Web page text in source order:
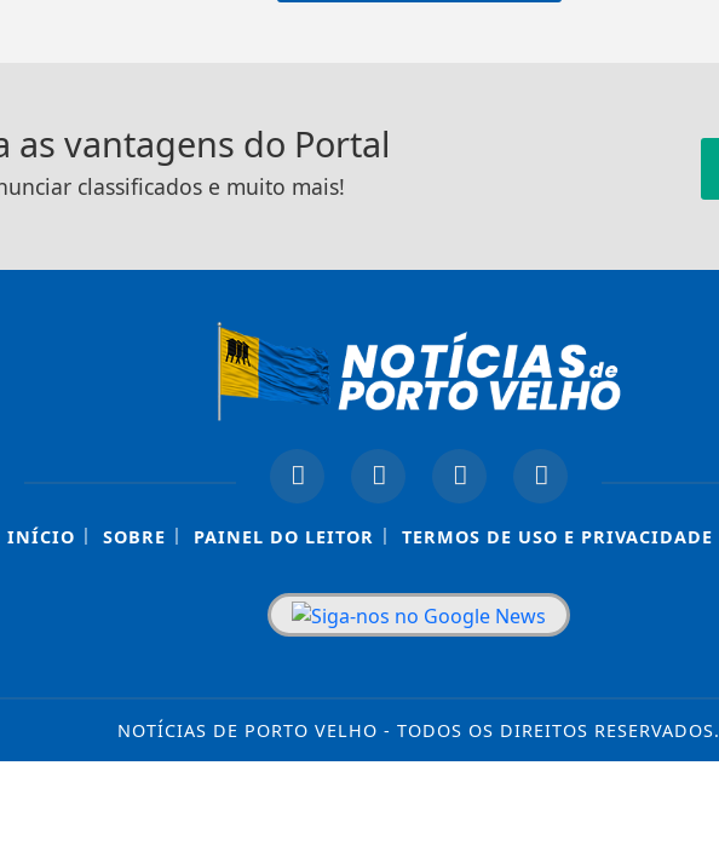
as vantagens do Portal
classificados e muito mais!
INÍCIO | SOBRE | PAINEL DO LEITOR | TERMOS DE USO E PRIVACIDADE
NOTÍCIAS DE PORTO VELHO - TODOS OS DIREITOS RESERVADOS.